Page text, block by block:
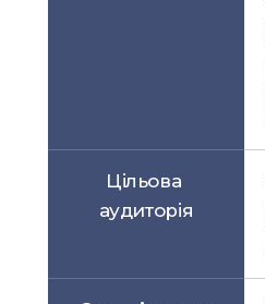
Цільова
аудиторія